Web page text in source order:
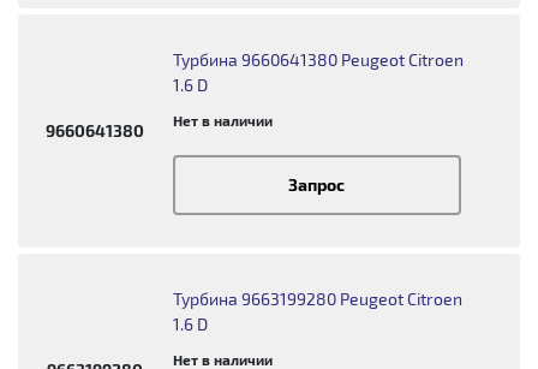
9660641380
Турбина 9660641380 Peugeot Citroen
1.6 D
Нет в наличии
Запрос
Турбина 9663199280 Peugeot Citroen
1.6 D
Нет в наличии